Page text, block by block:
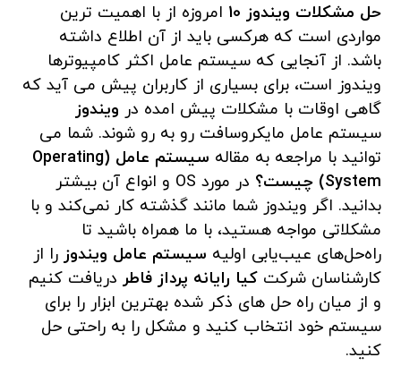
حل مشکلات ویندوز 10
امروزه از با اهمیت ترین
مواردی است که هرکسی باید از آن اطلاع داشته
باشد. از آنجایی که سیستم عامل اکثر کامپیوترها
ویندوز است، برای بسیاری از کاربران پیش می آید که
گاهی اوقات با مشکلات پیش امده در ویندوز
سیستم عامل مایکروسافت رو به رو شوند. شما می
توانید با مراجعه به مقاله
سیستم عامل (Operating
System) چیست؟
در مورد OS و انواع آن بیشتر
بدانید. اگر ویندوز شما مانند گذشته کار نمی‌کند و با
مشکلاتی مواجه هستید، با ما همراه باشید تا
راه‌حل‌های عیب‌یابی اولیه سیستم عامل ویندوز را از
کارشناسان شرکتکیا رایانه پرداز فاطر دریافت کنیم
و از میان راه حل های ذکر شده بهترین ابزار را برای
سیستم خود انتخاب کنید و مشکل را به راحتی حل
کنید.